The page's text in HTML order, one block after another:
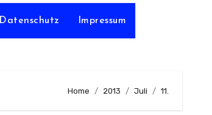
Datenschutz Impressum
Home 2013 Juli 11.